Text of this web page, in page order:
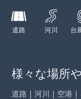
道路 河川 台
様々な場所
道路 ｜ 河川 ｜ 空港 ｜